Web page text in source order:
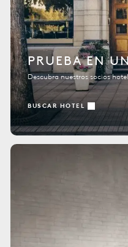
PRUEBA EN
Descubra nuestros socios
BUSCAR HOTEL